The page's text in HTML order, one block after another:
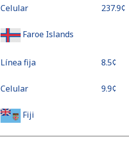
Celular ⁦237.9¢⁩
Faroe Islands
Línea fija ⁦8.5¢⁩
Celular ⁦9.9¢⁩
Fiji